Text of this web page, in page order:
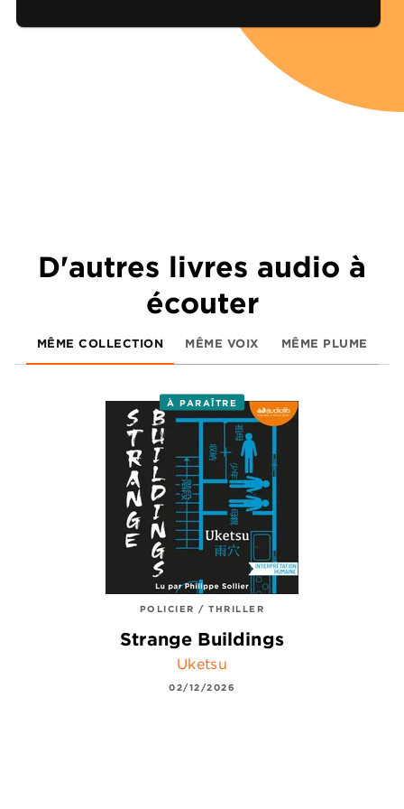
D'autres livres audio à
écouter
MÊME COLLECTION MÊME VOIX MÊME PLUME
À PARAÎTRE
POLICIER / THRILLER
Strange Buildings
Uketsu
02/12/2026